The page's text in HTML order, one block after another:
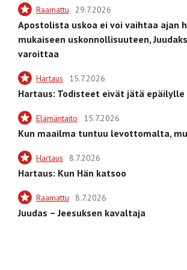
Raamattu 29.7.2026
Apostolista uskoa ei voi vaihtaa ajan
mukaiseen uskonnollisuuteen,
varoittaa
Hartaus 15.7.2026
Hartaus: Todisteet eivät jätä epäilylle
Elämäntaito 15.7.2026
Kun maailma tuntuu levottomalta,
Hartaus 8.7.2026
Hartaus: Kun Hän katsoo
Raamattu 8.7.2026
Juudas – Jeesuksen kavaltaja